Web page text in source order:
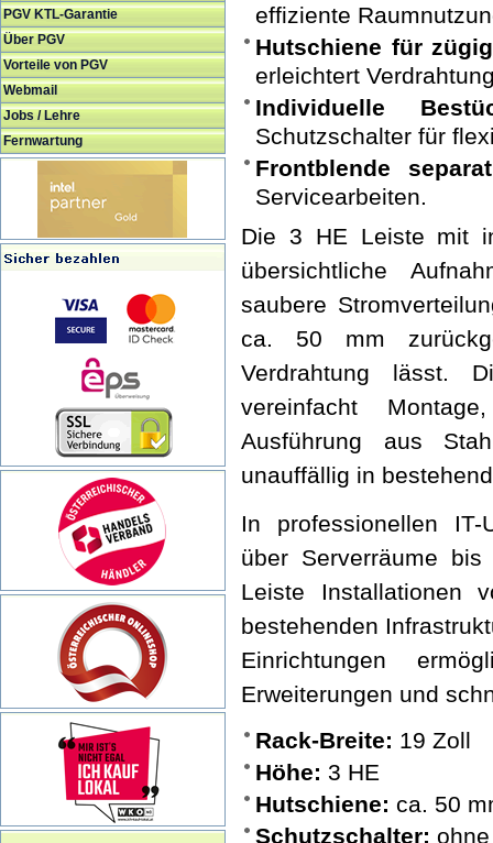
PGV KTL-Garantie
Über PGV
Vorteile von PGV
Webmail
Jobs / Lehre
Fernwartung
effiziente
Hutschiene für
erleichtert
Individuelle
Schutzschalter für
Frontblende
Servicearbeiten.
Die 3 HE Leiste mit
übersichtliche
saubere
ca. 50 mm
Verdrahtung lässt.
vereinfacht
Ausführung aus
unauffällig in
In professionellen IT-
über Serverräume
Leiste Installationen
bestehenden
Einrichtungen
Erweiterungen und
Rack-Breite: 19 Zoll
Höhe: 3 HE
Hutschiene: ca. 50
Schutzschalter: ohne